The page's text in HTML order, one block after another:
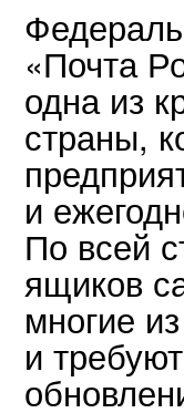
«Почта
одна из
страны,
и
По всей
ящиков
многие
и